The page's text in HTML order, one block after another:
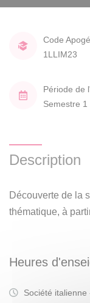
Code
1LLIM23
Période de
Semestre 1
Description
Découverte de la
thématique, à
Heures
Société italienne